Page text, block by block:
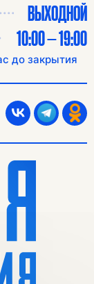
ВЫХОДНОЙ
10:00 — 19:00
до закрытия